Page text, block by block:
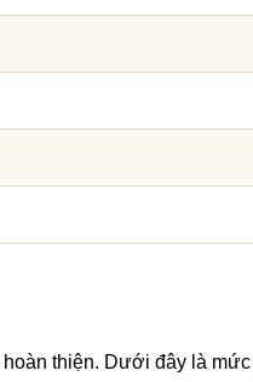
thiện. Dưới đây là